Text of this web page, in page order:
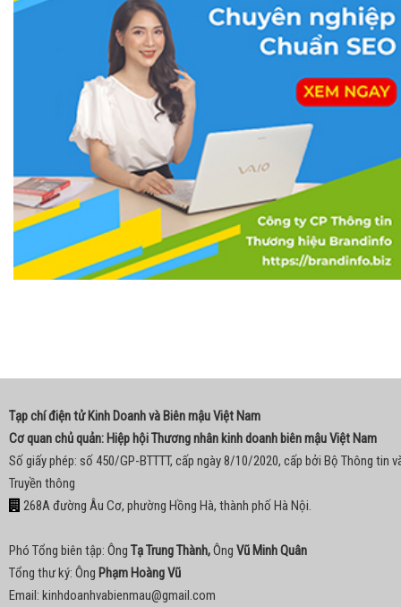
Tạp chí điện tử Kinh Doanh và Biên mậu Việt Nam
Cơ quan chủ quản: Hiệp hội Thương nhân kinh doanh biên mậu Việt Nam
Số giấy phép: số 450/GP-BTTTT, cấp ngày 8/10/2020, cấp bởi Bộ Thông tin
Truyền thông
268A đường Âu Cơ, phường Hồng Hà, thành phố Hà Nội.
Phó Tổng biên tập: Ông Tạ Trung Thành,Ông Vũ Minh Quân
Tổng thư ký: Ông Phạm Hoàng Vũ
Email: kinhdoanhvabienmau@gmail.com